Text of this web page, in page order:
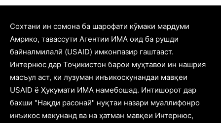
Cохтани ин сомона ба шарофати кӯмаки мардуми
Амрико, тавассути Агентии ИМА оид ба рушди
байналмилалӣ (USAID) имконпазир гаштааст.
Интернюс дар Тоҷикистон барои муҳтавои ин нашрия
масъул аст, ки лузуман инъикоскунандаи мавқеи
USAID ё Ҳукумати ИМА намебошад. Интишорот дар
бахши "Нақди расонаӣ" нуқтаи назари муаллифонро
инъикос мекунанд ва на ҳатман мавқеи Интернюс,